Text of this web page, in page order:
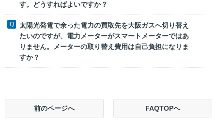
す。どうすればよいですか？
太陽光発電で余った電力の買取先を大阪ガスへ切り替え
たいのですが、電力メーターがスマートメーターではあ
りません。メーターの取り替え費用は自己負担になりま
すか？
前のページへ FAQTOPへ